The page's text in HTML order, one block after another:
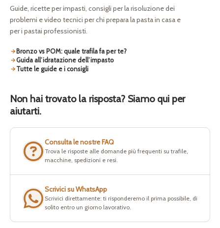
Guide, ricette per impasti, consigli per la risoluzione dei
problemi e video tecnici per chi prepara la pasta in casa e
per i pastai professionisti.
Bronzo vs POM: quale trafila fa per te?
Guida all’idratazione dell’impasto
Tutte le guide e i consigli
Non hai trovato la risposta? Siamo qui per
aiutarti.
Consulta le nostre FAQ
Trova le risposte alle domande più frequenti su trafile,
macchine, spedizioni e resi.
Scrivici su WhatsApp
Scrivici direttamente: ti risponderemo il prima possibile, di
solito entro un giorno lavorativo.